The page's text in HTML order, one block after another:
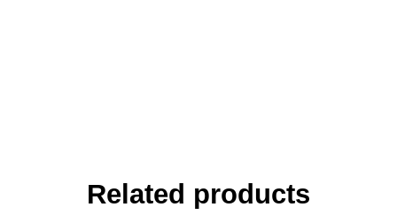
Related products